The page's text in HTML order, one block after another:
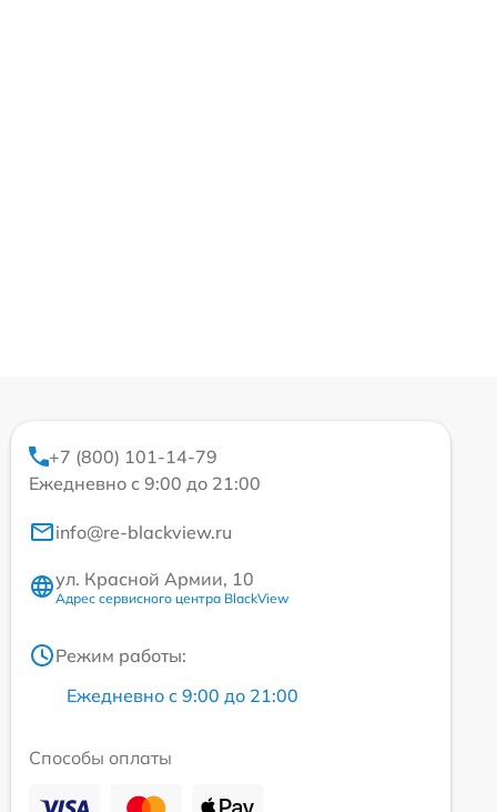
+7 (800) 101-14-79
Ежедневно с 9:00 до 21:00
info@re-blackview.ru
ул. Красной Армии, 10
Адрес сервисного центра BlackView
Режим работы:
Ежедневно с 9:00 до 21:00
Способы оплаты